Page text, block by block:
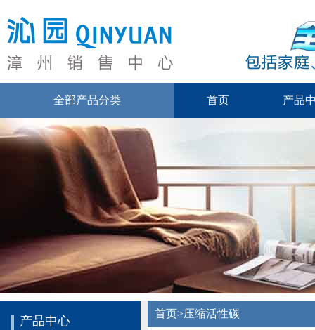
全部产品分类 首页 产品
产品中心
首页>压缩活性碳